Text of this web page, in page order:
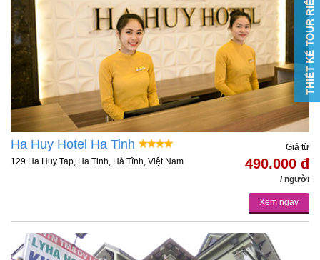
Ha Huy Hotel Ha Tinh
129 Ha Huy Tap, Ha Tinh, Hà Tĩnh, Việt Nam
Giá từ
490.000 đ
/ người
Xem ngay